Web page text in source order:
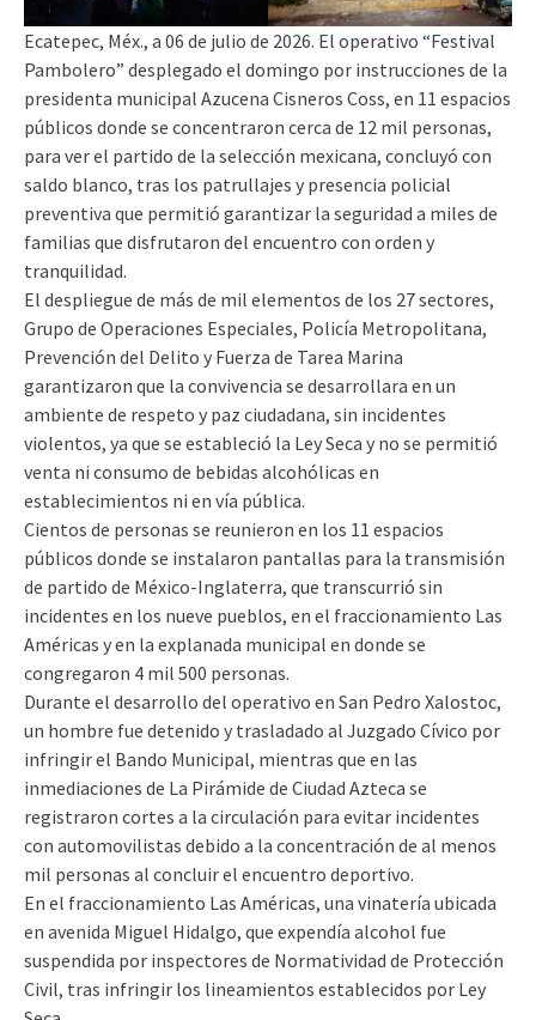
Ecatepec, Méx., a 06 de julio de 2026. El operativo “Festival
Pambolero” desplegado el domingo por instrucciones de la
presidenta municipal Azucena Cisneros Coss, en 11 espacios
públicos donde se concentraron cerca de 12 mil personas,
para ver el partido de la selección mexicana, concluyó con
saldo blanco, tras los patrullajes y presencia policial
preventiva que permitió garantizar la seguridad a miles de
familias que disfrutaron del encuentro con orden y
tranquilidad.
El despliegue de más de mil elementos de los 27 sectores,
Grupo de Operaciones Especiales, Policía Metropolitana,
Prevención del Delito y Fuerza de Tarea Marina
garantizaron que la convivencia se desarrollara en un
ambiente de respeto y paz ciudadana, sin incidentes
violentos, ya que se estableció la Ley Seca y no se permitió
venta ni consumo de bebidas alcohólicas en
establecimientos ni en vía pública.
Cientos de personas se reunieron en los 11 espacios
públicos donde se instalaron pantallas para la transmisión
de partido de México-Inglaterra, que transcurrió sin
incidentes en los nueve pueblos, en el fraccionamiento Las
Américas y en la explanada municipal en donde se
congregaron 4 mil 500 personas.
Durante el desarrollo del operativo en San Pedro Xalostoc,
un hombre fue detenido y trasladado al Juzgado Cívico por
infringir el Bando Municipal, mientras que en las
inmediaciones de La Pirámide de Ciudad Azteca se
registraron cortes a la circulación para evitar incidentes
con automovilistas debido a la concentración de al menos
mil personas al concluir el encuentro deportivo.
En el fraccionamiento Las Américas, una vinatería ubicada
en avenida Miguel Hidalgo, que expendía alcohol fue
suspendida por inspectores de Normatividad de Protección
Civil, tras infringir los lineamientos establecidos por Ley